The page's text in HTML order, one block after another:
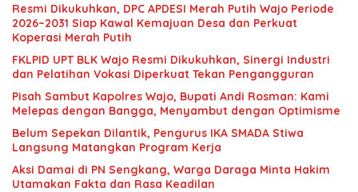
Resmi Dikukuhkan, DPC APDESI Merah Putih Wajo Periode
2026–2031 Siap Kawal Kemajuan Desa dan Perkuat
Koperasi Merah Putih
FKLPID UPT BLK Wajo Resmi Dikukuhkan, Sinergi Industri
dan Pelatihan Vokasi Diperkuat Tekan Pengangguran
Pisah Sambut Kapolres Wajo, Bupati Andi Rosman: Kami
Melepas dengan Bangga, Menyambut dengan Optimisme
Belum Sepekan Dilantik, Pengurus IKA SMADA Stiwa
Langsung Matangkan Program Kerja
Aksi Damai di PN Sengkang, Warga Daraga Minta Hakim
Utamakan Fakta dan Rasa Keadilan